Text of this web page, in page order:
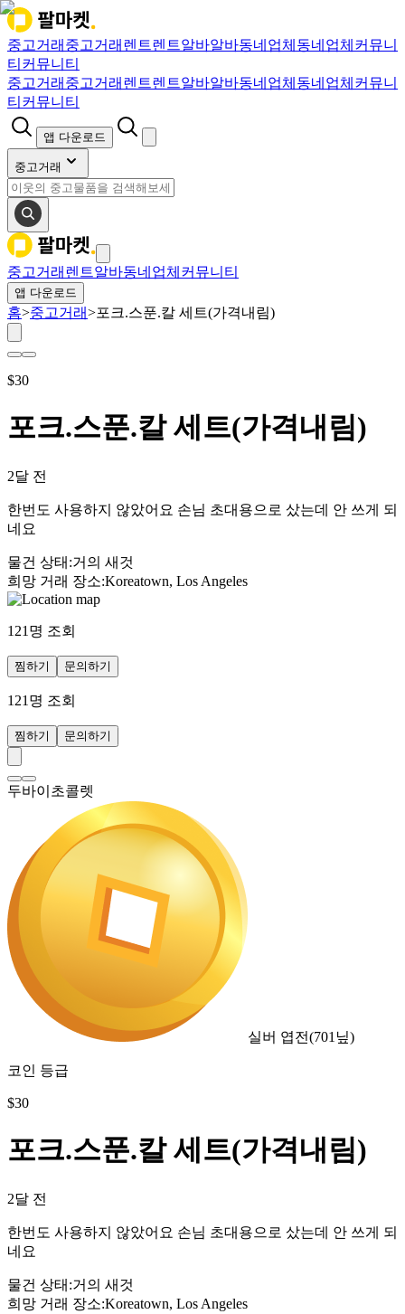
중고거래 중고거래 렌트렌트알바알바동네업체 동네업체 커뮤니
티 커뮤니티
중고거래 중고거래 렌트렌트알바알바동네업체 동네업체 커뮤니
티 커뮤니티
앱 다운로드
중고거래
중고거래 렌트알바동네업체 커뮤니티
앱 다운로드
홈>중고거래>포크.스푼.칼 세트(가격내림)
$30
포크.스푼.칼 세트(가격내림)
2달 전
한번도 사용하지 않았어요 손님 초대용으로 샀는데 안 쓰게 되
네요
물건 상태 :거의 새것
희망 거래 장소:Koreatown, Los Angeles
121 명 조회
찜하기 문의하기
121 명 조회
찜하기 문의하기
두바이초콜렛
실버 엽전(701 닢)
코인 등급
$30
포크.스푼.칼 세트(가격내림)
2달 전
한번도 사용하지 않았어요 손님 초대용으로 샀는데 안 쓰게 되
네요
물건 상태 :거의 새것
희망 거래 장소:Koreatown, Los Angeles